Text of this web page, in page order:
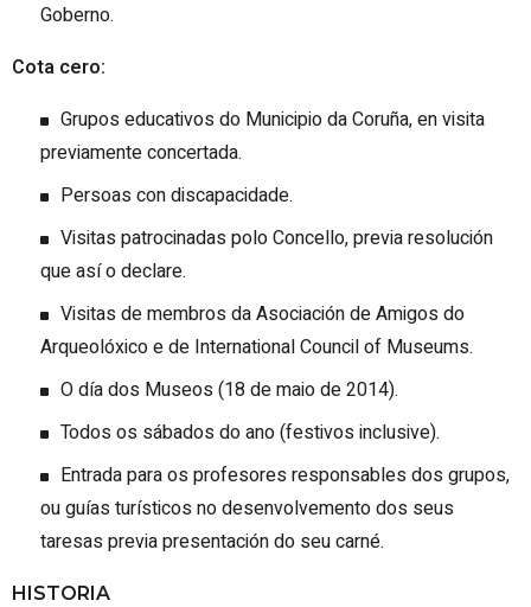
Goberno.
Cota cero:
Grupos educativos do Municipio da Coruña, en visita
previamente concertada.
Persoas con discapacidade.
Visitas patrocinadas polo Concello, previa resolución
que así o declare.
Visitas de membros da Asociación de Amigos do
Arqueolóxico e de International Council of Museums.
O día dos Museos (18 de maio de 2014).
Todos os sábados do ano (festivos inclusive).
Entrada para os profesores responsables dos grupos,
ou guías turísticos no desenvolvemento dos seus
taresas previa presentación do seu carné.
HISTORIA